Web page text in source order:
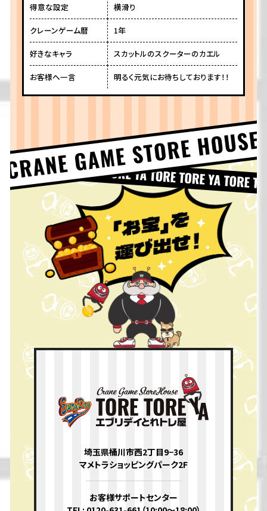
得意な設定 横滑り
クレーンゲーム暦 1年
好きなキャラ スカットルのスクーターのカエル
お客様へ一言 明るく元気にお待ちしております！！
埼玉県桶川市西2丁目9−36
マメトラショッピングパーク2F
お客様サポートセンター